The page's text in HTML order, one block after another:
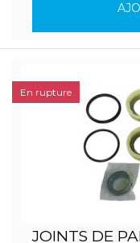
JOINTS DE
En rupture